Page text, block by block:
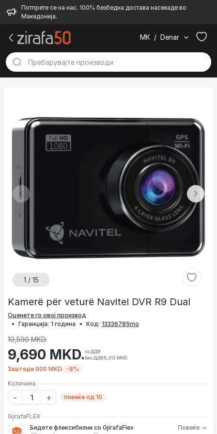
Потпрете се на нас. 100% безбедна достава насекаде во
Македонија.
MK / Denar
1 / 15
Kamerë për veturë Navitel DVR R9 Dual
Оценете го овој производ
• Гаранција: 1 година • Код:
10,590 MKD.
9,690 MKD.со ДДВ
Без ДДВ 8,212 MKD.
Заштеди 900 MKD. -8%
Количина
повеќе од 10
GjirafaFLEX
Бидете флексибилни со GjirafaFlex
Повеќе